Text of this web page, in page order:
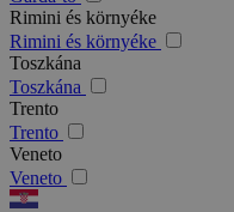
Rimini és környéke
Rimini és környéke
Toszkána
Toszkána
Trento
Trento
Veneto
Veneto